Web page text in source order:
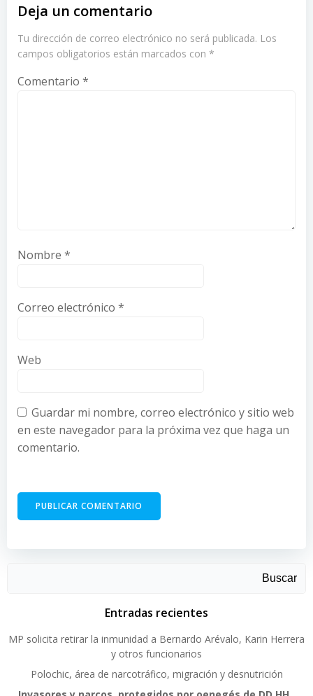
Deja un comentario
Tu dirección de correo electrónico no será publicada. Los
campos obligatorios están marcados con *
Comentario *
Nombre *
Correo electrónico *
Web
Guardar mi nombre, correo electrónico y sitio web
en este navegador para la próxima vez que haga un
comentario.
Buscar
Entradas recientes
MP solicita retirar la inmunidad a Bernardo Arévalo, Karin Herrera
y otros funcionarios
Polochic, área de narcotráfico, migración y desnutrición